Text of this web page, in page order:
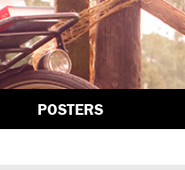
POSTERS